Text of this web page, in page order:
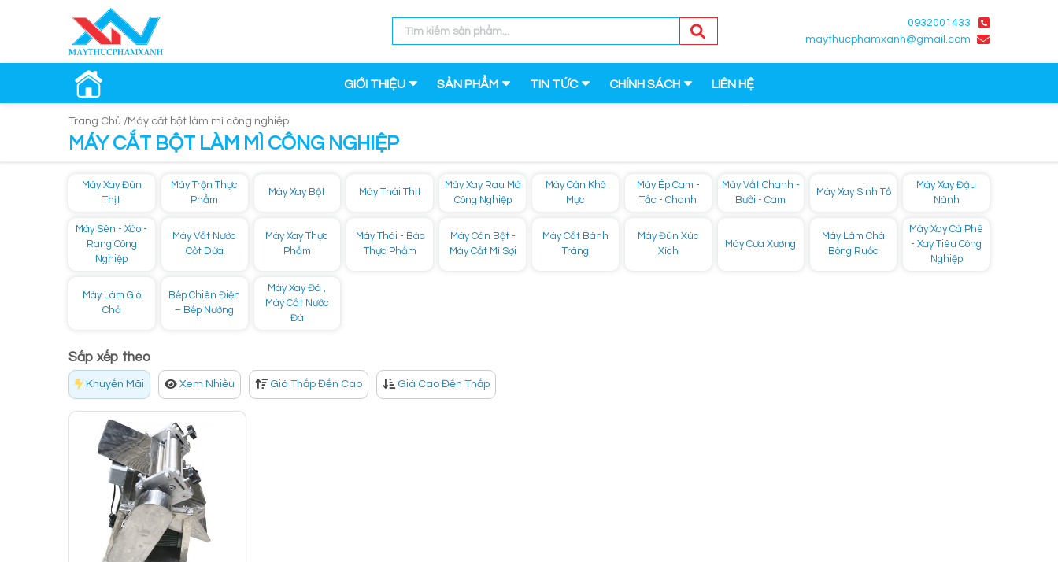
0932001433
maythucphamxanh@gmail.com
GIỚI THIỆU SẢN PHẨM TIN TỨC CHÍNH SÁCH LIÊN HỆ
Trang Chủ /Máy cắt bột làm mì công nghiệp
MÁY CẮT BỘT LÀM MÌ CÔNG NGHIỆP
Máy Xay Đùn
Thịt
Máy Trộn Thực
Phẩm
Máy Xay Bột Máy Thái Thịt
Máy Xay Rau Má
Công Nghiệp
Máy Cán Khô
Mực
Máy Ép Cam -
Tắc - Chanh
Máy Vắt Chanh -
Bưởi - Cam
Máy Xay Sinh Tố
Máy Xay Đậu
Nành
Máy Sên - Xào -
Rang Công
Nghiệp
Máy Vắt Nước
Cốt Dừa
Máy Xay Thực
Phẩm
Máy Thái - Bào
Thực Phẩm
Máy Cán Bột -
Máy Cắt Mì Sợi
Máy Cắt Bánh
Tráng
Máy Đùn Xúc
Xích
Máy Cưa Xương
Máy Làm Chà
Bông Ruốc
Máy Xay Cà Phê
- Xay Tiêu Công
Nghiệp
Máy Làm Giò
Chả
Bếp Chiên Điện
– Bếp Nướng
Máy Xay Đá ,
Máy Cắt Nước
Đá
Sắp xếp theo
Khuyến Mãi Xem Nhiều Giá Thấp Đến Cao Giá Cao Đến Thấp